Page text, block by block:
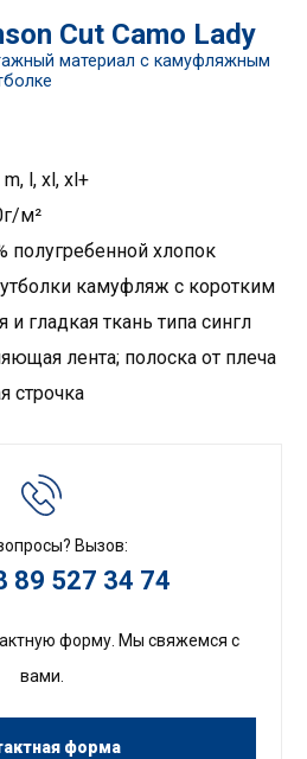
Cut Camo Lady
материал с камуфляжным
l, xl, xl+
м²
полугребенной хлопок
камуфляж с коротким
и гладкая ткань типа сингл
лента; полоска от плеча
строчкa
Вызов:
89 527 34 74
форму. Мы свяжемся с
вами.
форма